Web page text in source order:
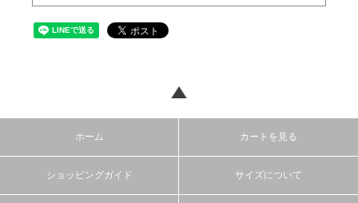
ホーム カートを見る
ショッピングガイド サイズについて